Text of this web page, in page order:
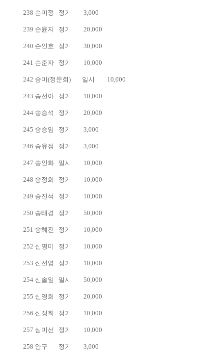
238 손미정 정기 3,000
239 손윤지 정기 20,000
240 손인호 정기 30,000
241 손춘자 정기 10,000
242 송미(정문희) 일시 10,000
243 송선아 정기 10,000
244 송승석 정기 20,000
245 송승임 정기 3,000
246 송유정 정기 3,000
247 송인화 일시 10,000
248 송정희 정기 10,000
249 송진석 정기 10,000
250 송태경 정기 50,000
251 송혜진 정기 10,000
252 신명미 정기 10,000
253 신선영 정기 10,000
254 신솔잎 일시 50,000
255 신영희 정기 20,000
256 신정희 정기 10,000
257 심미선 정기 10,000
258 안구 정기 3,000